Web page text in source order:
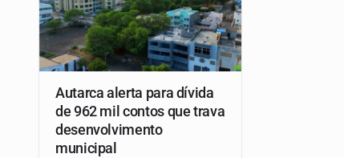
Autarca alerta para dívida
de 962 mil contos que trava
desenvolvimento
municipal